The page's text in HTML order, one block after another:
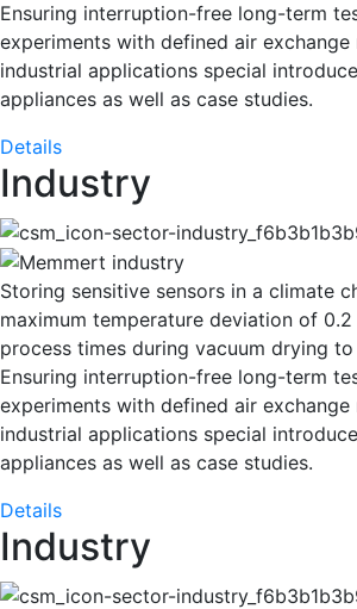
Ensuring interruption-free long-term
experiments with defined air exchange
industrial applications special
appliances as well as case studies.
Details
Industry
Storing sensitive sensors in a climate
maximum temperature deviation of 0.2
process times during vacuum drying
Ensuring interruption-free long-term
experiments with defined air exchange
industrial applications special
appliances as well as case studies.
Details
Industry